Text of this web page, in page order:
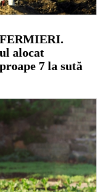
alocat
7 la sută